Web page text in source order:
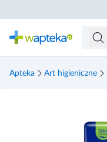
Apteka Art higieniczne